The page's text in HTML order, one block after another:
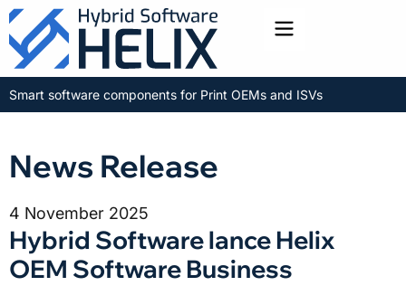
Toggle menu
Smart software components for Print OEMs and ISVs
News Release
4 November 2025
Hybrid Software lance Helix
OEM Software Business